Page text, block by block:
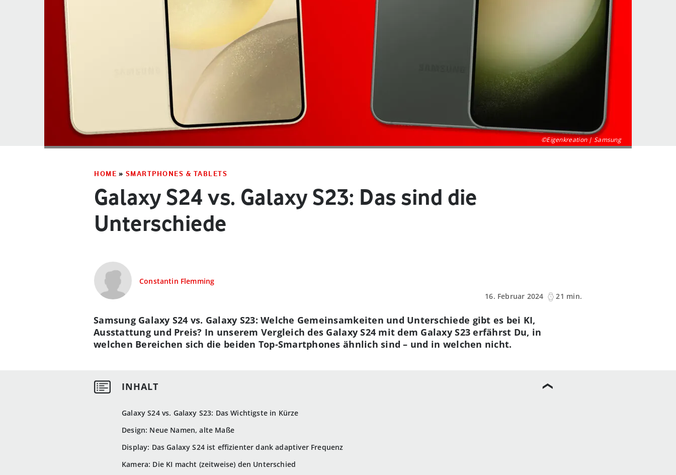
©Eigenkreation | Samsung
HOME » SMARTPHONES & TABLETS
Galaxy S24 vs. Galaxy S23: Das sind die
Unterschiede
Constantin Flemming
16. Februar 2024
21 min.
Galaxy S24 vs. Galaxy S23: Das Wichtigste in Kürze
Design: Neue Namen, alte Maße
Display: Das Galaxy S24 ist effizienter dank adaptiver Frequenz
Kamera: Die KI macht (zeitweise) den Unterschied
Samsung Galaxy S24 vs. Galaxy S23: Welche Gemeinsamkeiten und Unterschiede gibt es bei KI,
Ausstattung und Preis? In unserem Vergleich des Galaxy S24 mit dem Galaxy S23 erfährst Du, in
welchen Bereichen sich die beiden Top-Smartphones ähnlich sind – und in welchen nicht.